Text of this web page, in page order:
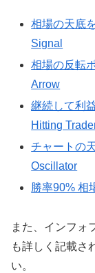
相場の天底
Signal
相場の反転
Arrow
継続して利
Hitting
チャートの
Oscillator
勝率90% 相
また、インフォ
も詳しく記載さ
い。